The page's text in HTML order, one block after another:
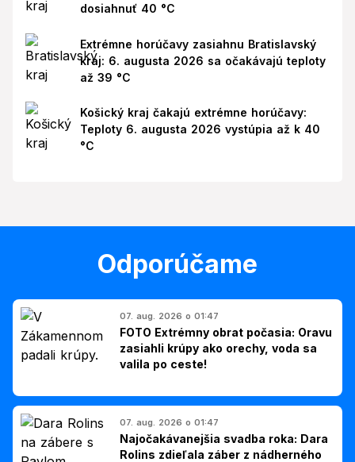
dosiahnuť 40 °C
Extrémne horúčavy zasiahnu Bratislavský
kraj: 6. augusta 2026 sa očakávajú teploty
až 39 °C
Košický kraj čakajú extrémne horúčavy:
Teploty 6. augusta 2026 vystúpia až k 40
°C
Odporúčame
07. aug. 2026 o 01:47
FOTO Extrémny obrat počasia: Oravu
zasiahli krúpy ako orechy, voda sa
valila po ceste!
07. aug. 2026 o 01:47
Najočakávanejšia svadba roka: Dara
Rolins zdieľala záber z nádherného